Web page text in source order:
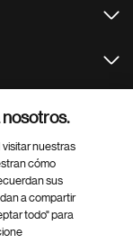
visitar nuestras
cómo
sus
a compartir
todo" para